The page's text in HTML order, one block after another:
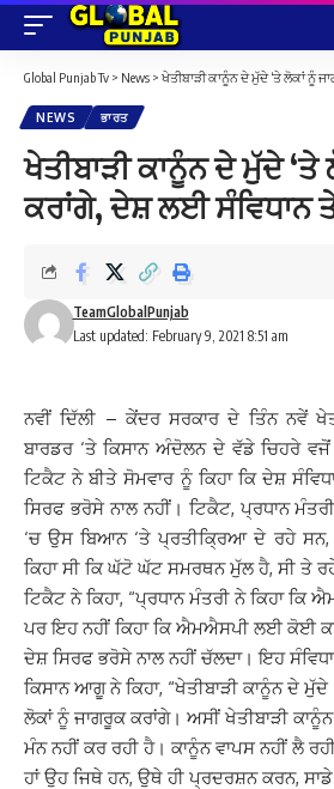
Global Punjab Tv > News > ਖੇਤੀਬਾੜੀ ਕਾਨੂੰਨ ਦੇ ਮੁੱਦੇ ‘ਤੇ ਲੋਕਾਂ ਨੂੰ
NEWS ਭਾਰਤ
ਖੇਤੀਬਾੜੀ ਕਾਨੂੰਨ ਦੇ ਮੁੱਦੇ
ਕਰਾਂਗੇ, ਦੇਸ਼ ਲਈ ਸੰਵਿਧਾਨ
Last updated: February 9, 2021 8:51 am
TeamGlobalPunjab
ਨਵੀਂ ਦਿੱਲੀ – ਕੇਂਦਰ ਸਰਕਾਰ ਦੇ ਤਿੰਨ ਨਵੇਂ
ਬਾਰਡਰ ‘ਤੇ ਕਿਸਾਨ ਅੰਦੋਲਨ ਦੇ ਵੱਡੇ ਚਿਹਰੇ
ਟਿਕੈਟ ਨੇ ਬੀਤੇ ਸੋਮਵਾਰ ਨੂੰ ਕਿਹਾ ਕਿ ਦੇਸ਼
ਸਿਰਫ ਭਰੋਸੇ ਨਾਲ ਨਹੀਂ। ਟਿਕੈਟ, ਪ੍ਰਧਾਨ
‘ਚ ਉਸ ਬਿਆਨ ‘ਤੇ ਪ੍ਰਤੀਕ੍ਰਿਆ ਦੇ ਰਹੇ ਸਨ,
ਕਿਹਾ ਸੀ ਕਿ ਘੱਟੋ ਘੱਟ ਸਮਰਥਨ ਮੁੱਲ ਹੈ, ਸੀ ਤੇ
ਟਿਕੈਟ ਨੇ ਕਿਹਾ, “ਪ੍ਰਧਾਨ ਮੰਤਰੀ ਨੇ ਕਿਹਾ ਕਿ
ਪਰ ਇਹ ਨਹੀਂ ਕਿਹਾ ਕਿ ਐਮਐਸਪੀ ਲਈ ਕੋਈ
ਦੇਸ਼ ਸਿਰਫ ਭਰੋਸੇ ਨਾਲ ਨਹੀਂ ਚੱਲਦਾ। ਇਹ
ਕਿਸਾਨ ਆਗੂ ਨੇ ਕਿਹਾ, “ਖੇਤੀਬਾੜੀ ਕਾਨੂੰਨ ਦੇ
ਲੋਕਾਂ ਨੂੰ ਜਾਗਰੂਕ ਕਰਾਂਗੇ। ਅਸੀਂ ਖੇਤੀਬਾੜੀ
ਮੰਨ ਨਹੀਂ ਕਰ ਰਹੀ ਹੈ। ਕਾਨੂੰਨ ਵਾਪਸ ਨਹੀਂ ਲੈ
ਹਾਂ ਉਹ ਜਿਥੇ ਹਨ, ਉਥੇ ਹੀ ਪ੍ਰਦਰਸ਼ਨ ਕਰਨ,